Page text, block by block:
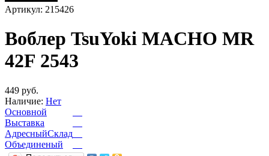
Артикул: 215426
Воблер TsuYoki MACHO MR
42F 2543
449 руб.
Наличие: Нет
Основной
Выставка
АдресныйСклад
Объединеный